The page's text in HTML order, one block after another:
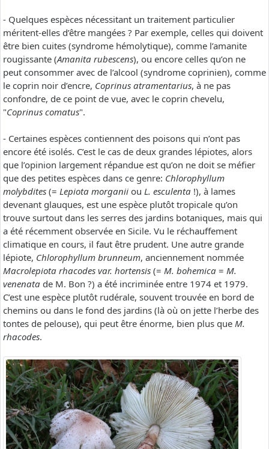
- Quelques espèces nécessitant un traitement particulier
méritent-elles d’être mangées ? Par exemple, celles qui doivent
être bien cuites (syndrome hémolytique), comme l’amanite
rougissante (Amanita rubescens), ou encore celles qu’on ne
peut consommer avec de l’alcool (syndrome coprinien), comme
le coprin noir d’encre, Coprinus atramentarius, à ne pas
confondre, de ce point de vue, avec le coprin chevelu,
"Coprinus comatus".
- Certaines espèces contiennent des poisons qui n’ont pas
encore été isolés. C’est le cas de deux grandes lépiotes, alors
que l’opinion largement répandue est qu’on ne doit se méfier
que des petites espèces dans ce genre: Chlorophyllum
molybdites (= Lepiota morganii ou L. esculenta !), à lames
devenant glauques, est une espèce plutôt tropicale qu’on
trouve surtout dans les serres des jardins botaniques, mais qui
a été récemment observée en Sicile. Vu le réchauffement
climatique en cours, il faut être prudent. Une autre grande
lépiote, Chlorophyllum brunneum, anciennement nommée
Macrolepiota rhacodes var. hortensis (= M. bohemica = M.
venenata de M. Bon ?) a été incriminée entre 1974 et 1979.
C’est une espèce plutôt rudérale, souvent trouvée en bord de
chemins ou dans le fond des jardins (là où on jette l’herbe des
tontes de pelouse), qui peut être énorme, bien plus que M.
rhacodes.